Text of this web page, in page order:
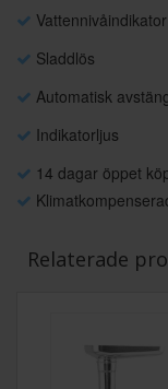
Vattennivåindikator
Sladdlös
Automatisk
Indikatorljus
14 dagar öppet
Relaterade